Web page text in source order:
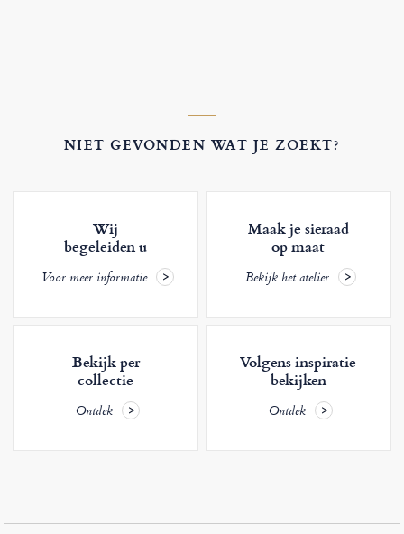
NIET GEVONDEN WAT JE ZOEKT?
Wij
begeleiden u
Voor meer informatie
Maak je sieraad
op maat
Bekijk het atelier
Bekijk per
collectie
Ontdek
Volgens inspiratie
bekijken
Ontdek